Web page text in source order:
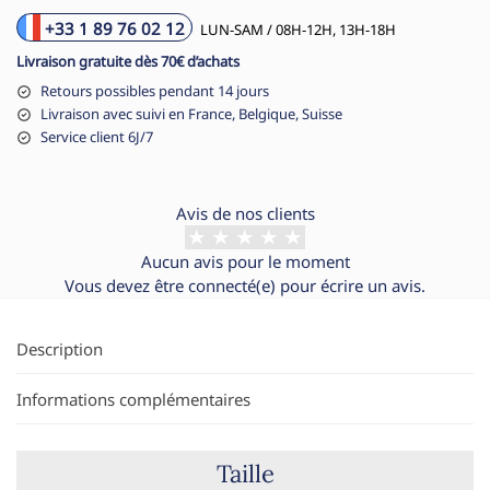
+33 1 89 76 02 12
LUN-SAM / 08H-12H, 13H-18H
Livraison gratuite dès 70€ d’achats
Retours possibles pendant 14 jours
Livraison avec suivi en France, Belgique, Suisse
Service client 6J/7
Avis de nos clients
Aucun avis pour le moment
Vous devez être connecté(e) pour écrire un avis.
Description
Informations complémentaires
Taille